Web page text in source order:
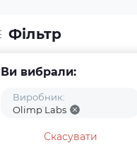
Фільтр
Ви вибрали:
Виробник:
Olimp Labs
Скасувати